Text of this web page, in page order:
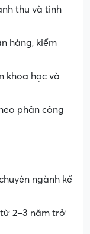
thu và tình
hàng, kiểm
khoa học và
phân công
ngành kế
2–3 năm trở